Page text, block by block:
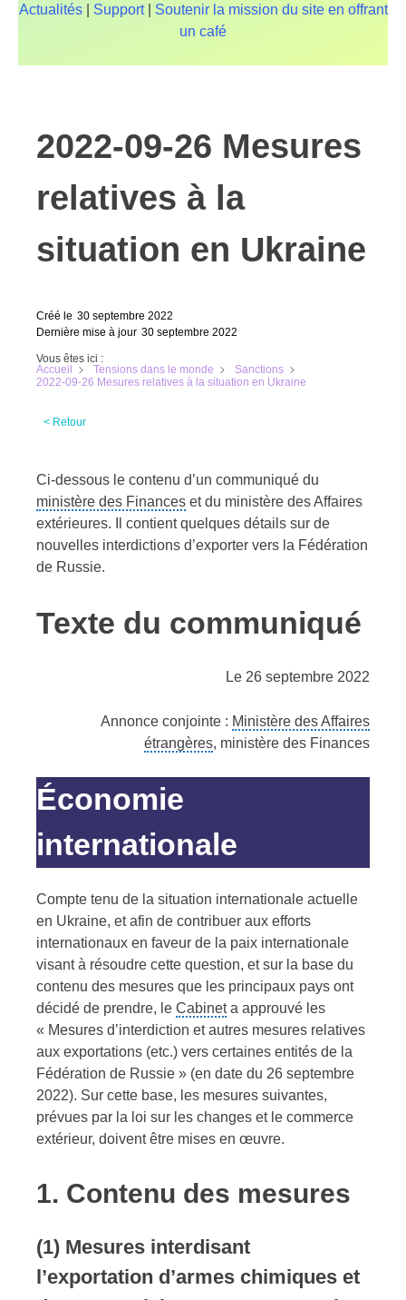
Actualités| Support| Soutenir la mission du site en offrant
un café
2022-09-26 Mesures
relatives à la
situation en Ukraine
Créé le 30 septembre 2022
Dernière mise à jour 30 septembre 2022
Vous êtes ici :
Accueil
Tensions dans le monde
Sanctions
2022-09-26 Mesures relatives à la situation en Ukraine
< Retour
Ci-dessous le contenu d’un communiqué du
ministère des Finances et du ministère des Affaires
extérieures. Il contient quelques détails sur de
nouvelles interdictions d’exporter vers la Fédération
de Russie.
Texte du communiqué
Le 26 septembre 2022
Annonce conjointe : Ministère des Affaires
étrangères, ministère des Finances
Économie
internationale
Compte tenu de la situation internationale actuelle
en Ukraine, et afin de contribuer aux efforts
internationaux en faveur de la paix internationale
visant à résoudre cette question, et sur la base du
contenu des mesures que les principaux pays ont
décidé de prendre, le Cabineta approuvé les
« Mesures d’interdiction et autres mesures relatives
aux exportations (etc.) vers certaines entités de la
Fédération de Russie » (en date du 26 septembre
2022). Sur cette base, les mesures suivantes,
prévues par la loi sur les changes et le commerce
extérieur, doivent être mises en œuvre.
1. Contenu des mesures
(1) Mesures interdisant
l’exportation d’armes chimiques et